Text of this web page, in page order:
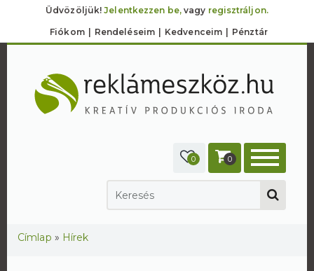
Üdvözöljük!Jelentkezzen be,vagy regisztráljon.
Fiókom Rendeléseim Kedvenceim Pénztár
0 0
Jelenlegi hely
Címlap » Hírek